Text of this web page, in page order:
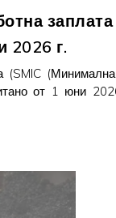
заплата
2026 г.
(SMIC
от 1 юни